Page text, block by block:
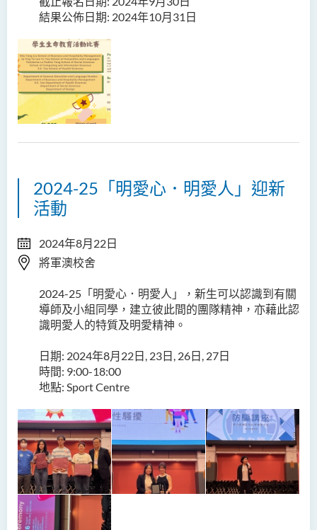
結果公佈日期: 2024年10月31日
2024-25「明愛心．明愛人」迎新
活動
2024年8月22日
將軍澳校舍
2024-25「明愛心．明愛人」，新生可以認識到有關
導師及小組同學，建立彼此間的團隊精神，亦藉此認
識明愛人的特質及明愛精神。
日期: 2024年8月22日, 23日, 26日, 27日
時間: 9:00-18:00
地點: Sport Centre